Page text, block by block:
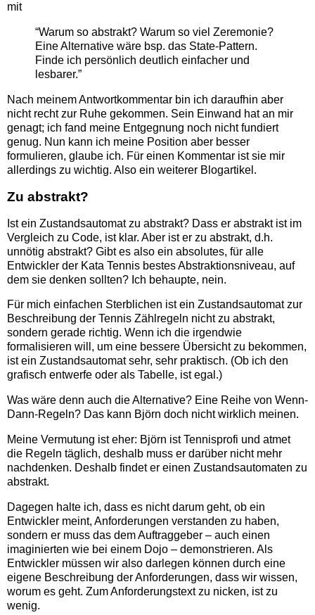
mit
“Warum so abstrakt? Warum so viel Zeremonie?
Eine Alternative wäre bsp. das State-Pattern.
Finde ich persönlich deutlich einfacher und
lesbarer.”
Nach meinem Antwortkommentar bin ich daraufhin aber
nicht recht zur Ruhe gekommen. Sein Einwand hat an mir
genagt; ich fand meine Entgegnung noch nicht fundiert
genug. Nun kann ich meine Position aber besser
formulieren, glaube ich. Für einen Kommentar ist sie mir
allerdings zu wichtig. Also ein weiterer Blogartikel.
Zu abstrakt?
Ist ein Zustandsautomat zu abstrakt? Dass er abstrakt ist im
Vergleich zu Code, ist klar. Aber ist er zu abstrakt, d.h.
unnötig abstrakt? Gibt es also ein absolutes, für alle
Entwickler der Kata Tennis bestes Abstraktionsniveau, auf
dem sie denken sollten? Ich behaupte, nein.
Für mich einfachen Sterblichen ist ein Zustandsautomat zur
Beschreibung der Tennis Zählregeln nicht zu abstrakt,
sondern gerade richtig. Wenn ich die irgendwie
formalisieren will, um eine bessere Übersicht zu bekommen,
ist ein Zustandsautomat sehr, sehr praktisch. (Ob ich den
grafisch entwerfe oder als Tabelle, ist egal.)
Was wäre denn auch die Alternative? Eine Reihe von Wenn-
Dann-Regeln? Das kann Björn doch nicht wirklich meinen.
Meine Vermutung ist eher: Björn ist Tennisprofi und atmet
die Regeln täglich, deshalb muss er darüber nicht mehr
nachdenken. Deshalb findet er einen Zustandsautomaten zu
abstrakt.
Dagegen halte ich, dass es nicht darum geht, ob ein
Entwickler meint, Anforderungen verstanden zu haben,
sondern er muss das dem Auftraggeber – auch einen
imaginierten wie bei einem Dojo – demonstrieren. Als
Entwickler müssen wir also darlegen können durch eine
eigene Beschreibung der Anforderungen, dass wir wissen,
worum es geht. Zum Anforderungstext zu nicken, ist zu
wenig.